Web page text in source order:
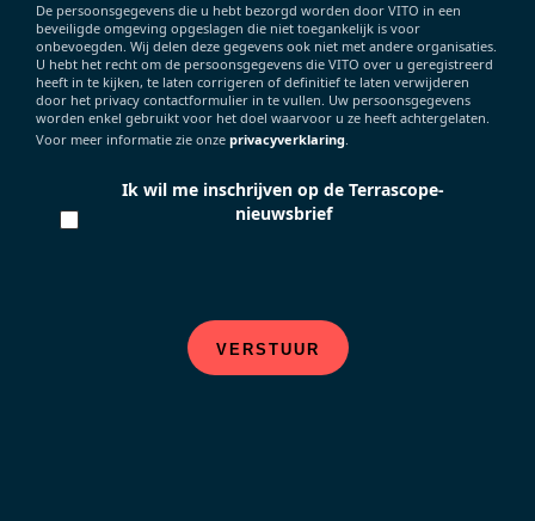
De persoonsgegevens die u hebt bezorgd worden door VITO in een
beveiligde omgeving opgeslagen die niet toegankelijk is voor
onbevoegden. Wij delen deze gegevens ook niet met andere organisaties.
U hebt het recht om de persoonsgegevens die VITO over u geregistreerd
heeft in te kijken, te laten corrigeren of definitief te laten verwijderen
door het privacy contactformulier in te vullen. Uw persoonsgegevens
worden enkel gebruikt voor het doel waarvoor u ze heeft achtergelaten.
Voor meer informatie zie onze privacyverklaring.
Ik wil me inschrijven op de Terrascope-
nieuwsbrief
VERSTUUR